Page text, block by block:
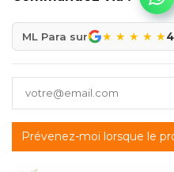
ML Para sur ★ ★ ★ ★ ★